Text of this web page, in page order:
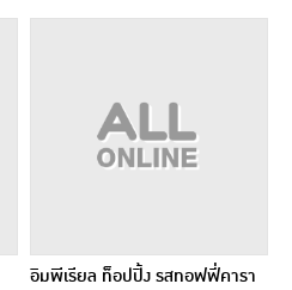
อิมพีเรียล ท็อปปิ้ง รสทอฟฟี่คารา